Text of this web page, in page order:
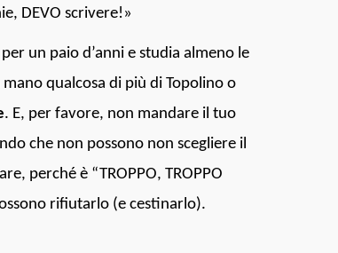
DEVO scrivere!»
un paio d’anni e studia almeno le
qualcosa di più di Topolino o
. E, per favore, non mandare il tuo
che non possono non scegliere il
perché è “TROPPO, TROPPO
rifiutarlo (e cestinarlo).